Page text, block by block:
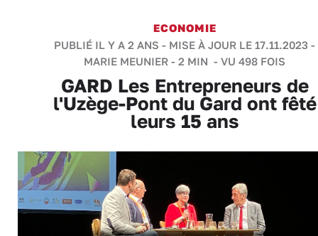
ECONOMIE
PUBLIÉ IL Y A 2 ANS - MISE À JOUR LE 17.11.2023 -
MARIE MEUNIER - 2 MIN - VU 498 FOIS
GARD Les Entrepreneurs de
l'Uzège-Pont du Gard ont fêté
leurs 15 ans